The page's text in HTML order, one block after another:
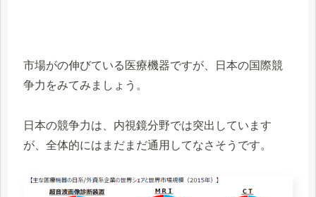
市場がの伸びている医療機器ですが、日本の国際競
争力をみてみましょう。
日本の競争力は、内視鏡分野では突出しています
が、全体的にはまだまだ通用してなさそうです。